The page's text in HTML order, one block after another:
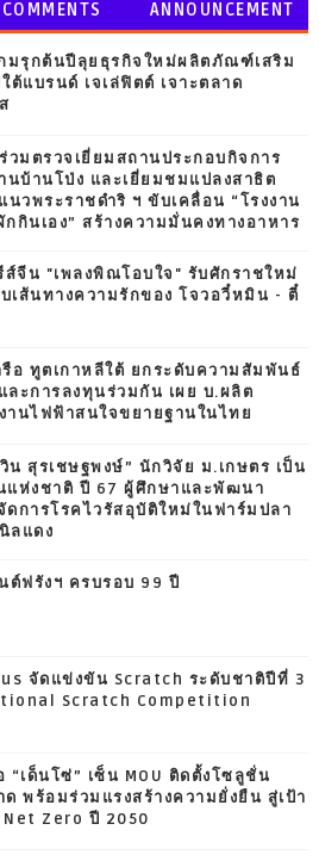
COMMENTS ANNOUNCEMENT
กมรุกต้นปีลุยธุรกิจใหม่ผลิตภัณฑ์เสริม
ต้แบรนด์ เจเล่ฟิตต์ เจาะตลาด
วมตรวจเยี่ยมสถานประกอบกิจการ
านบ้านโป่ง และเยี่ยมชมแปลงสาธิต
นวพระราชดำริ ฯ ขับเคลื่อน “โรงงาน
กินเอง” สร้างความมั่นคงทางอาหาร
ส์จีน "เพลงพิณโอบใจ" รับศักราชใหม่
เส้นทางความรักของ โจวอวี๋หมิน - ตี๋
อ ทูตเกาหลีใต้ ยกระดับความสัมพันธ์
ละการลงทุนร่วมกัน เผย บ.ผลิต
านไฟฟ้าสนใจขยายฐานในไทย
น สุรเชษฐพงษ์” นักวิจัย ม.เกษตร เป็น
แห่งชาติ ปี 67 ผู้ศึกษาและพัฒนา
ดการโรคไวรัสอุบัติใหม่ในฟาร์มปลา
ลแดง
ต์ฟรังฯ ครบรอบ 99 ปี
จัดแข่งขัน Scratch ระดับชาติปีที่ 3
Scratch Competition
“เด็นโซ่” เซ็น MOU ติดตั้งโซลูชั่น
ด พร้อมร่วมแรงสร้างความยั่งยืน สู่เป้า
Zero ปี 2050